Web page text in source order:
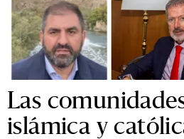
Las
islámica y